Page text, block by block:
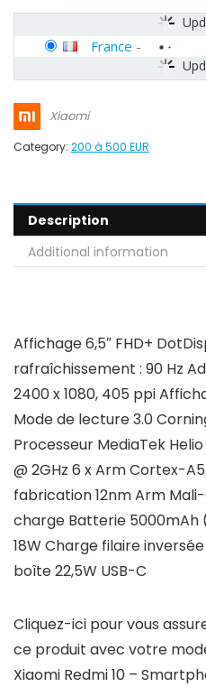
France -
Xiaomi
Category: 200 à 500 EUR
Description
Additional information
Affichage 6,5″ FHD+
rafraîchissement : 90 Hz
2400 x 1080, 405 ppi
Mode de lecture 3.0
Processeur MediaTek
@ 2GHz 6 x Arm Cortex-
fabrication 12nm Arm
charge Batterie
18W Charge filaire
boîte 22,5W USB-C
Cliquez-ici pour vous
ce produit avec votre
Xiaomi Redmi 10 –